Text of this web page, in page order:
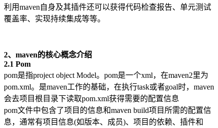
利用maven自身及其插件还可以获得代码检查报告、单元测试
覆盖率、实现持续集成等等。
2、maven的核心概念介绍
2.1 Pom
pom是指project object Model。pom是一个xml，在maven2里为
pom.xml。是maven工作的基础，在执行task或者goal时，maven
会去项目根目录下读取pom.xml获得需要的配置信息
pom文件中包含了项目的信息和maven build项目所需的配置信
息，通常有项目信息(如版本、成员)、项目的依赖、插件和